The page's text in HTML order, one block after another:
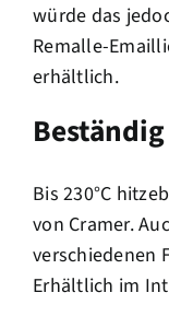
würde das
Remalle-
erhältlich.
Beständig
Bis 230°C
von Cramer.
verschiedenen
Erhältlich im